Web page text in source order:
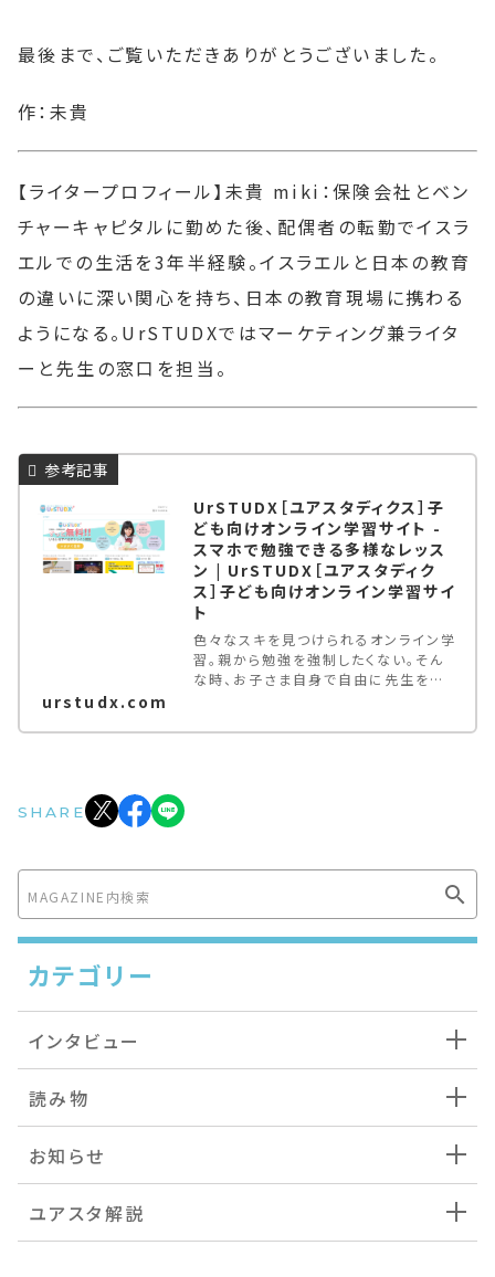
最後まで、ご覧いただきありがとうございました。
作：未貴
【ライタープロフィール】未貴 miki：保険会社とベン
チャーキャピタルに勤めた後、配偶者の転勤でイスラ
エルでの生活を3年半経験。イスラエルと日本の教育
の違いに深い関心を持ち、日本の教育現場に携わる
ようになる。UrSTUDXではマーケティング兼ライタ
ーと先生の窓口を担当。
UrSTUDX［ユアスタディクス］子
ども向けオンライン学習サイト -
スマホで勉強できる多様なレッス
ン | UrSTUDX［ユアスタディク
ス］子ども向けオンライン学習サイ
ト
色々なスキを見つけられるオンライン学
習。親から勉強を強制したくない。そん
な時、お子さま自身で自由に先生を探
スマホでもパソコンでも参加できる多種
urstudx.com
SHARE
カテゴリー
インタビュー
読み物
お知らせ
ユアスタ解説